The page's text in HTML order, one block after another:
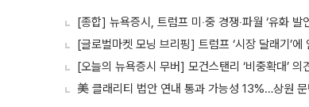
[종합] 뉴욕증시, 트럼프 미‧중 경쟁‧파월 ‘유화
[글로벌마켓 모닝 브리핑] 트럼프 ‘시장 달래기’
[오늘의 뉴욕증시 무버] 모건스탠리 ‘비중확대’
美 클래리티 법안 연내 통과 가능성 13%…상원